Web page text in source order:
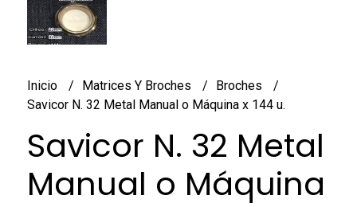
Inicio Matrices Y Broches
Broches
Savicor N. 32 Metal Manual o Máquina x 144 u.
Savicor N. 32 Metal
Manual o Máquina